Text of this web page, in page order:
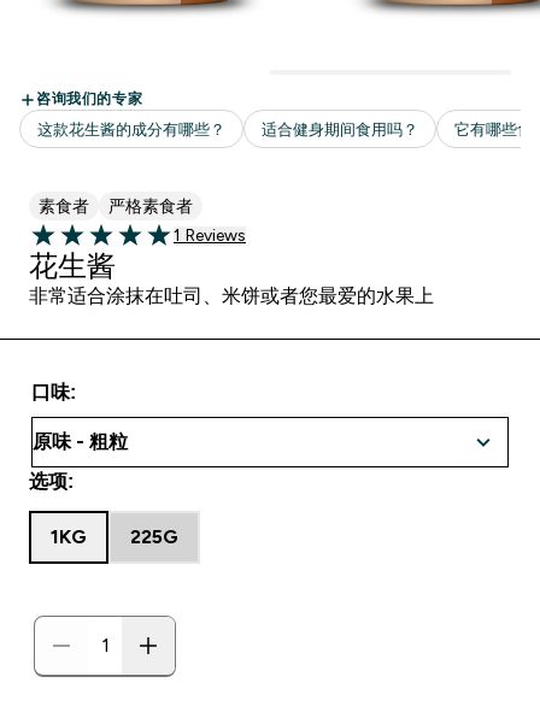
素食者 严格素食者
5 out of 5 stars
1 customer reviews
1 Reviews
花生酱
非常适合涂抹在吐司、米饼或者您最爱的水果上
口味:
选项:
1KG 225G